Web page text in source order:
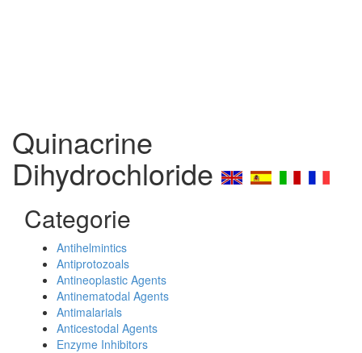
Quinacrine
Dihydrochloride
Categorie
Antihelmintics
Antiprotozoals
Antineoplastic Agents
Antinematodal Agents
Antimalarials
Anticestodal Agents
Enzyme Inhibitors